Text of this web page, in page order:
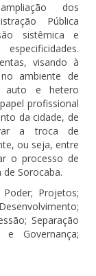
dos
Pública
sistêmica e
visando à
ambiente de
auto e hetero
profissional
da cidade, de
a troca de
ou seja, entre
o processo de
Sorocaba.
Projetos;
Separação
Governança;